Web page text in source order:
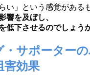
い」という感覚がある
響を及ぼし、
低下させるのでしょう
・サポーター
害効果